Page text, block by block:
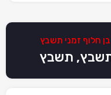
בן חלוף זמני תשבץ
תשבץ, תשבץ